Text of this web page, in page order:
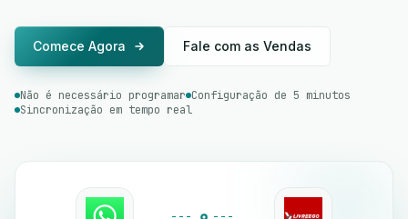
Comece Agora Fale com as Vendas
Não é necessário programar Configuração de 5 minutos
Sincronização em tempo real